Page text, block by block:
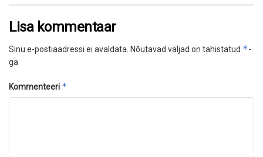
Lisa kommentaar
Sinu e-postiaadressi ei avaldata. Nõutavad väljad on tähistatud *-
ga
Kommenteeri *